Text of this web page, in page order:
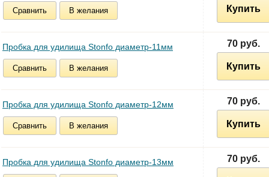
Сравнить В желания Купить
Пробка для удилища Stonfo диаметр-11мм
Сравнить В желания
70 руб.
Купить
Пробка для удилища Stonfo диаметр-12мм
Сравнить В желания
70 руб.
Купить
Пробка для удилища Stonfo диаметр-13мм 70 руб.